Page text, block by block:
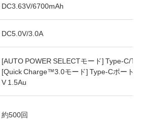
DC3.63V/6700mAh
DC5.0V/3.0A
[AUTO POWER SELECTモード] Type-C/
[Quick Charge™3.0モード] Type-Cポート
V 1.5Au
約500回